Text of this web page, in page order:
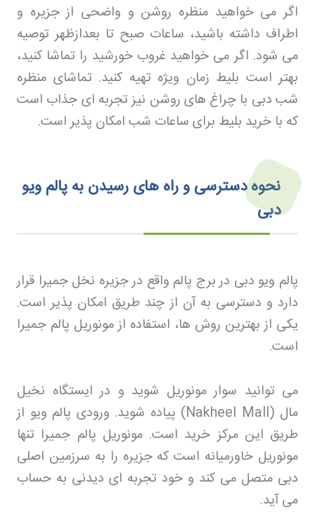
اگر می خواهید منظره روشن و واضحی از جزیره و
اطراف داشته باشید، ساعات صبح تا بعدازظهر توصیه
می شود. اگر می خواهید غروب خورشید را تماشا کنید،
بهتر است بلیط زمان ویژه تهیه کنید. تماشای منظره
شب دبی با چراغ های روشن نیز تجربه ای جذاب است
که با خرید بلیط برای ساعات شب امکان پذیر است.
نحوه دسترسی و راه های رسیدن به پالم ویو
دبی
پالم ویو دبی در برج پالم واقع در جزیره نخل جمیرا قرار
دارد و دسترسی به آن از چند طریق امکان پذیر است.
یکی از بهترین روش ها، استفاده از مونوریل پالم جمیرا
است.
می توانید سوار مونوریل شوید و در ایستگاه نخیل
مال (Nakheel Mall)
پیاده شوید. ورودی پالم ویو از
طریق این مرکز خرید است. مونوریل پالم جمیرا تنها
مونوریل خاورمیانه است که جزیره را به سرزمین اصلی
دبی متصل می کند و خود تجربه ای دیدنی به حساب
می آید.